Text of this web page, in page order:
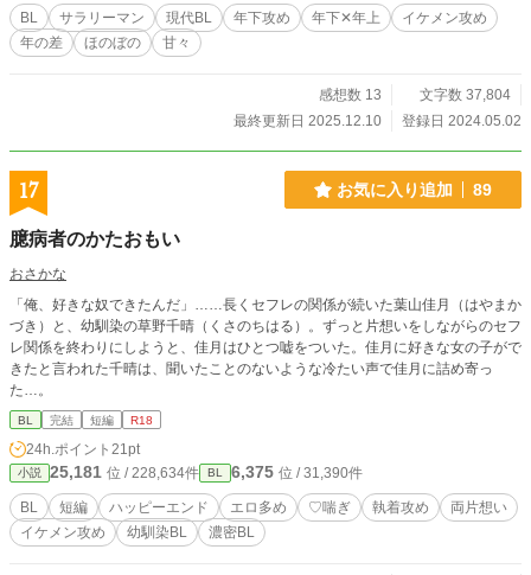
BL サラリーマン 現代BL 年下攻め 年下✕年上
イケメン攻め
年の差
ほのぼの 甘々
感想数 13
文字数 37,804
最終更新日 2025.12.10
登録日 2024.05.02
17 お気に入り追加 89
臆病者のかたおもい
おさかな
「俺、好きな奴できたんだ」……長くセフレの関係が続いた葉山佳月（はやまか
づき）と、幼馴染の草野千晴（くさのちはる）。ずっと片想いをしながらのセフ
レ関係を終わりにしようと、佳月はひとつ嘘をついた。佳月に好きな女の子がで
きたと言われた千晴は、聞いたことのないような冷たい声で佳月に詰め寄っ
た…。
BL 完結 短編 R18
24h.ポイント 21pt
小説 25,181 位 / 228,634件 BL 6,375 位 / 31,390件
BL 短編 ハッピーエンド エロ多め ♡喘ぎ 執着攻め
両片想い
イケメン攻め
幼馴染BL 濃密BL